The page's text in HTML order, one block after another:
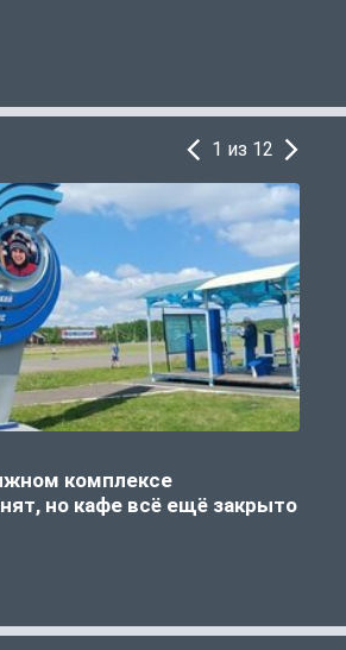
1 из 12
комплексе
но кафе всё ещё закрыто